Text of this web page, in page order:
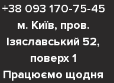
+38 093 170-75-45
м. Київ, пров.
Ізяславський 52,
поверх 1
Працюємо щодня